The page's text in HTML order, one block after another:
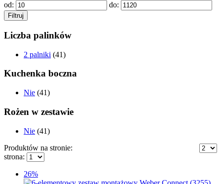
od: do:
Filtruj
Liczba palinków
2 palniki (41)
Kuchenka boczna
Nie (41)
Rożen w zestawie
Nie (41)
Produktów na stronie:
strona:
26%